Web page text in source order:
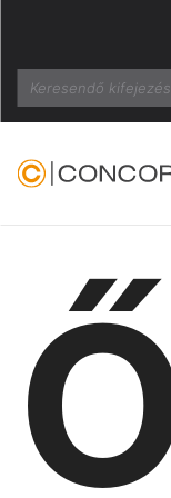
Search